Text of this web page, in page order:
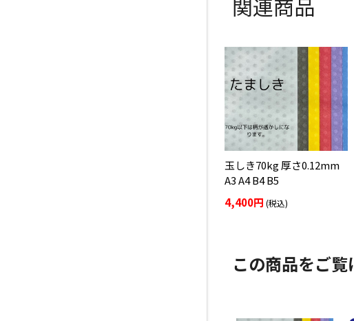
関連商品
玉しき70kg 厚さ0.12mm
A3 A4 B4 B5
4,400円(税込)
この商品をご覧